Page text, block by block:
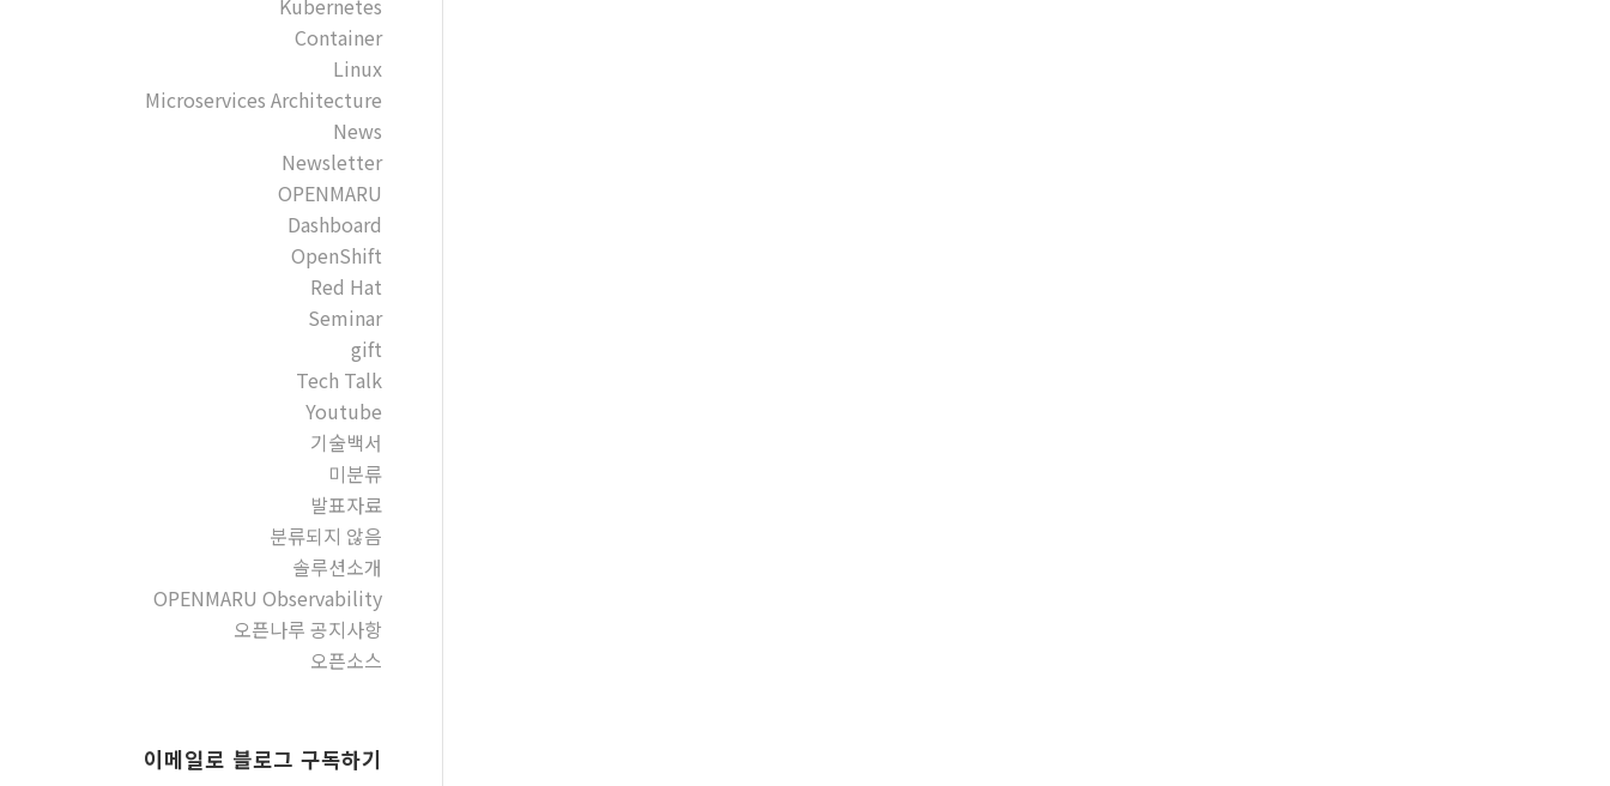
Kubernetes
Container
Linux
Microservices Architecture
News
Newsletter
OPENMARU
Dashboard
OpenShift
Red Hat
Seminar
gift
Tech Talk
Youtube
기술백서
미분류
발표자료
분류되지 않음
솔루션소개
OPENMARU Observability
오픈나루 공지사항
오픈소스
이메일로 블로그 구독하기